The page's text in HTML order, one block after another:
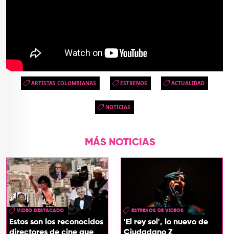
ARTISTAS COLOMBIANAS ESTRENOS ACTUALIDAD
NOTICIAS
MÁS NOTICIAS
VIDEO DESTACADO
Estos son los reconocidos
directores de cine que
ESTRENOS DE VIDEOS
'El rey sol', lo nuevo de
Ciudadano Z